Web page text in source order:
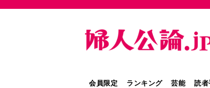
会員限定 ランキング 芸能 読